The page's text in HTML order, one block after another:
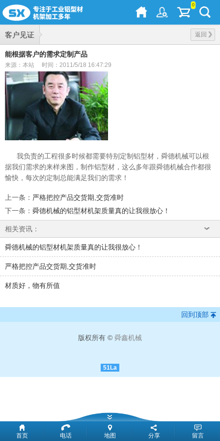
0
客户见证 返回
能根据客户的需求定制产品
来源：本站 时间：2011/5/18 16:47:29
我负责的工程很多时候都需要特别定制铝型材，舜德机械可以根
据我们需求的来样来图，制作铝型材，这么多年跟舜德机械合作都很
愉快，每次的定制总能满足我们的需求！
上一条 ： 严格把控产品交货期,交货准时
下一条 ： 舜德机械的铝型材机架质量真的让我很放心！
相关资讯：
舜德机械的铝型材机架质量真的让我很放心！
严格把控产品交货期,交货准时
材质好，物有所值
回到顶部
版权所有 © 舜鑫机械
51La
首页 电话 地图 分享 留言